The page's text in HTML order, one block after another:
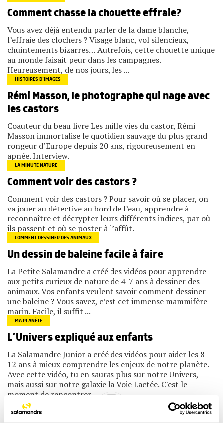
Comment chasse la chouette effraie?
Vous avez déjà entendu parler de la dame blanche,
l’effraie des clochers ? Visage blanc, vol silencieux,
chuintements bizarres… Autrefois, cette chouette unique
au monde faisait peur dans les campagnes.
Heureusement, de nos jours, les ...
HISTOIRES D’IMAGES
Rémi Masson, le photographe qui nage avec
les castors
Coauteur du beau livre Les mille vies du castor, Rémi
Masson immortalise le quotidien sauvage du plus grand
rongeur d’Europe depuis 20 ans, rigoureusement en
apnée. Interview.
LA MINUTE NATURE
Comment voir des castors ?
Comment voir des castors ? Pour savoir où se placer, on
va jouer au détective au bord de l’eau, apprendre à
reconnaître et décrypter leurs différents indices, par où
ils passent et où se poster à l’affût.
COMMENT DESSINER DES ANIMAUX
Un dessin de baleine facile à faire
La Petite Salamandre a créé des vidéos pour apprendre
aux petits curieux de nature de 4-7 ans à dessiner des
animaux. Vos enfants veulent savoir comment dessiner
une baleine ? Vous savez, c’est cet immense mammifère
marin. Facile, il suffit ...
MA PLANÈTE
L’Univers expliqué aux enfants
La Salamandre Junior a créé des vidéos pour aider les 8-
12 ans à mieux comprendre les enjeux de notre planète.
Avec cette vidéo, tu en sauras plus sur notre Univers,
mais aussi sur notre galaxie la Voie Lactée. C'est le
moment de rencontrer ...
HISTOIRES NATURE